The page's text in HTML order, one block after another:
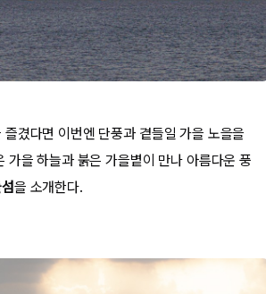
겼다면 이번엔 단풍과 곁들일 가을 노을을
가을 하늘과 붉은 가을볕이 만나 아름다운 풍
을 소개한다.